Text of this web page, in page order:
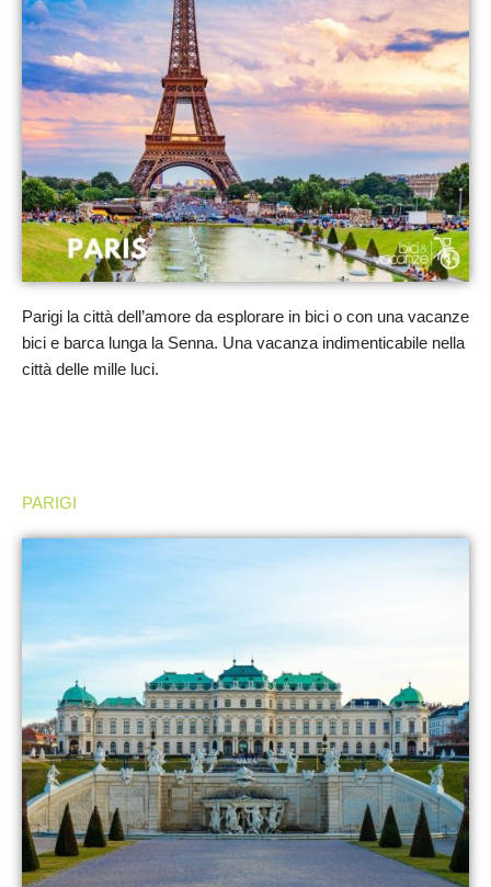
Parigi la città dell’amore da esplorare in bici o con una vacanze
bici e barca lunga la Senna. Una vacanza indimenticabile nella
città delle mille luci.
PARIGI